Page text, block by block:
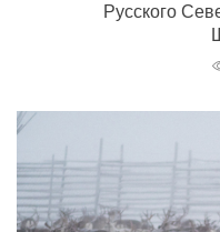
Русского